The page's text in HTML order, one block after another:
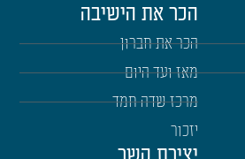
הכר את הישיבה
הכר את חברון
מאז ועד היום
מרכז שדה חמד
יזכור